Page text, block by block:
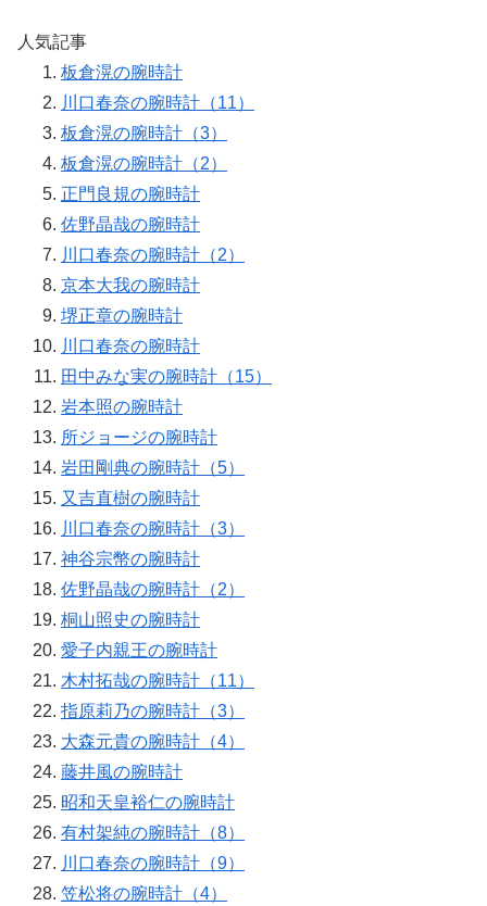
人気記事
板倉滉の腕時計
川口春奈の腕時計（11）
板倉滉の腕時計（3）
板倉滉の腕時計（2）
正門良規の腕時計
佐野晶哉の腕時計
川口春奈の腕時計（2）
京本大我の腕時計
堺正章の腕時計
川口春奈の腕時計
田中みな実の腕時計（15）
岩本照の腕時計
所ジョージの腕時計
岩田剛典の腕時計（5）
又吉直樹の腕時計
川口春奈の腕時計（3）
神谷宗幣の腕時計
佐野晶哉の腕時計（2）
桐山照史の腕時計
愛子内親王の腕時計
木村拓哉の腕時計（11）
指原莉乃の腕時計（3）
大森元貴の腕時計（4）
藤井風の腕時計
昭和天皇裕仁の腕時計
有村架純の腕時計（8）
川口春奈の腕時計（9）
笠松将の腕時計（4）